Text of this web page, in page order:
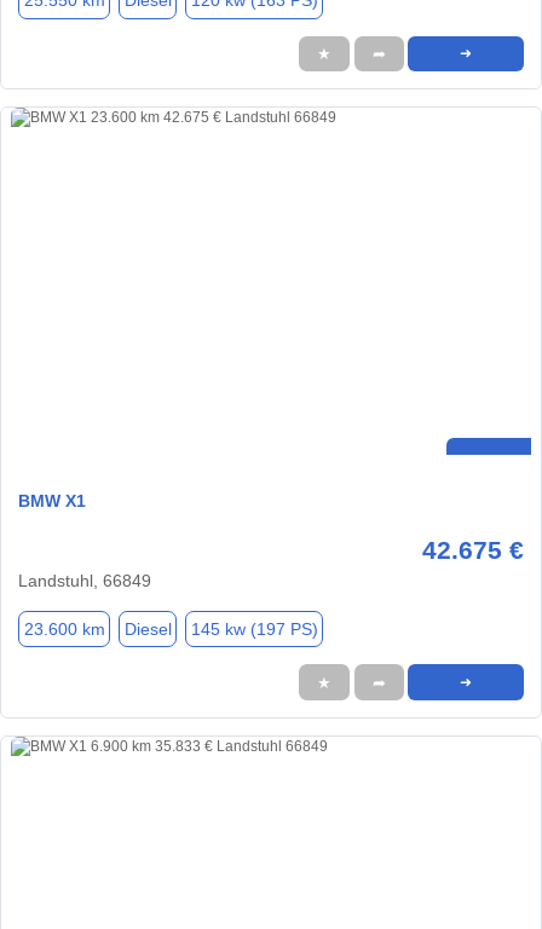
★ ➦ ➜
BMW X1
42.675 €
Landstuhl, 66849
23.600 km Diesel 145 kw (197 PS)
★ ➦ ➜